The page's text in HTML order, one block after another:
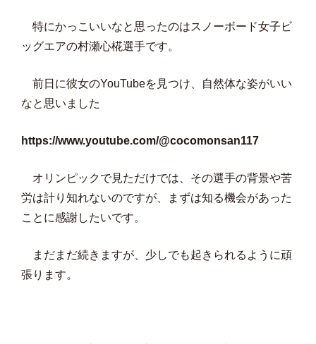
特にかっこいいなと思ったのはスノーボード女子ビ
ッグエアの村瀬心椛選手です。
前日に彼女のYouTubeを見つけ、自然体な姿がいい
なと思いました
https://www.youtube.com/@cocomonsan117
オリンピックで見ただけでは、その選手の背景や苦
労は計り知れないのですが、まずは知る機会があった
ことに感謝したいです。
まだまだ続きますが、少しでも起きられるように頑
張ります。